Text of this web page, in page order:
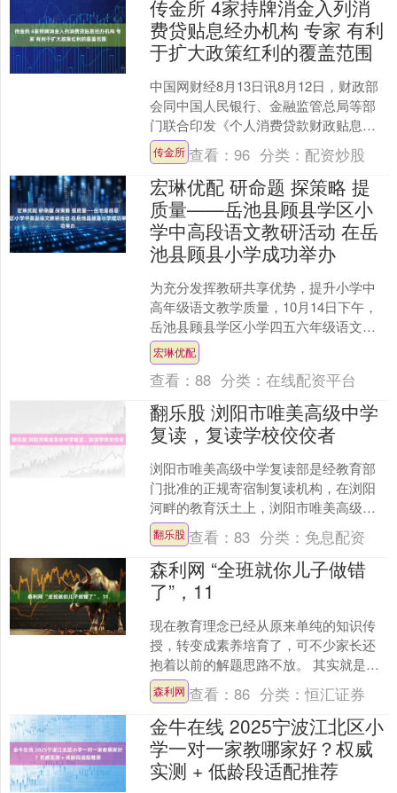
传金所 4家持牌消金入列消
费贷贴息经办机构 专家 有利
于扩大政策红利的覆盖范围
中国网财经8月13日讯8月12日，财政部
会同中国人民银行、金融监管总局等部
门联合印发《个人消费贷款财政贴息政
策实施方案》(下称《方案》)，明确对于
符合条件的个人....
传金所 查看：96 分类： 配资炒股
宏琳优配 研命题 探策略 提
质量——岳池县顾县学区小
学中高段语文教研活动 在岳
池县顾县小学成功举办
为充分发挥教研共享优势，提升小学中
高年级语文教学质量，10月14日下午，
岳池县顾县学区小学四五六年级语文教
研活动在岳池县顾县小学校大园岽校区
隆重举行。来自学区各....
宏琳优配
查看：88 分类：在线配资平台
翻乐股 浏阳市唯美高级中学
复读，复读学校佼佼者
浏阳市唯美高级中学复读部是经教育部
门批准的正规寄宿制复读机构，在浏阳
河畔的教育沃土上，浏阳市唯美高级中
学复读部以 “精致教育，成就非凡” 为核
心理念，成为无数复....
翻乐股 查看：83 分类： 免息配资
森利网 “全班就你儿子做错
了”，11
现在教育理念已经从原来单纯的知识传
授，转变成素养培育了，可不少家长还
抱着以前的解题思路不放。 其实就是教
育目标和家长思维对不上号。 现在低年
级教育早就全面变成素....
森利网 查看：86 分类：恒汇证券
金牛在线 2025宁波江北区小
学一对一家教哪家好？权威
实测 + 低龄段适配推荐